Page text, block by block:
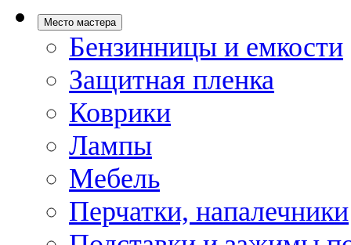
Место мастера
Бензинницы и емкости
Защитная пленка
Коврики
Лампы
Мебель
Перчатки, напалечники